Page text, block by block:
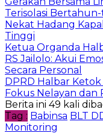
Terisolasi
Nekat Hadang
Tinggi
Ketua Organda
RS Jailolo: Akui
Secara Personal
DPRD Halbar
Fokus Nelayan dan
Berita ini 49 kali
Tag : Babinsa BLT
Monitoring